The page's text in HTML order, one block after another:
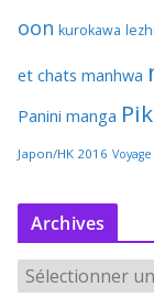
oon kurokawa
et chats manhwa
Panini manga
Japon/HK 2016
Archives